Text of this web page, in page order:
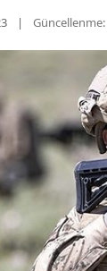
Güncellenme: